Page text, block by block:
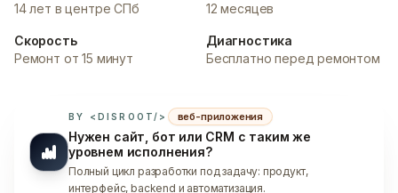
14 лет в центре СПб
12 месяцев
Скорость
Ремонт от 15 минут
Диагностика
Бесплатно перед ремонтом
BY <DISROOT/> веб-приложения
Нужен сайт, бот или CRM с таким же
уровнем исполнения?
Полный цикл разработки под задачу: продукт,
интерфейс, backend и автоматизация.